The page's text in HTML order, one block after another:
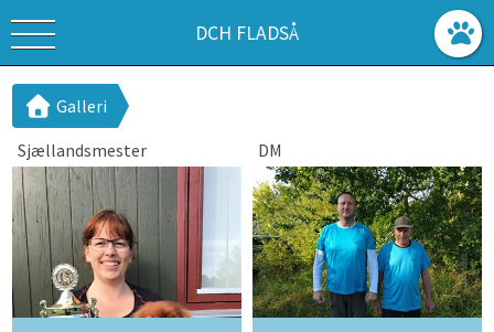
DCH FLADSÅ
Galleri
Sjællandsmester
DM